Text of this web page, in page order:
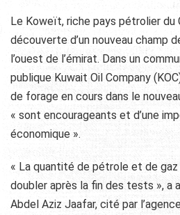
Le Koweït, riche pays pétrolier du
découverte d’un nouveau champ
l’ouest de l’émirat. Dans un
publique Kuwait Oil Company
de forage en cours dans le
« sont encourageants et d’une
économique ».
« La quantité de pétrole et de
doubler après la fin des tests », a
Abdel Aziz Jaafar, cité par